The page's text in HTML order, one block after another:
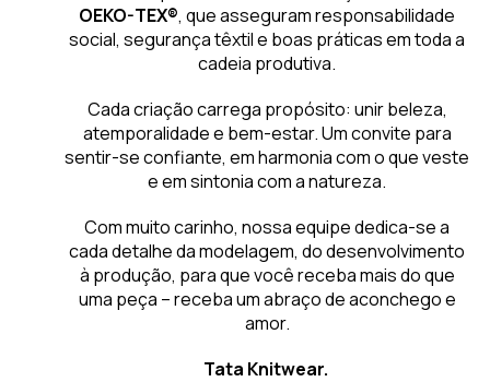
OEKO-TEX®, que asseguram responsabilidade
social, segurança têxtil e boas práticas em toda a
cadeia produtiva.
Cada criação carrega propósito: unir beleza,
atemporalidade e bem-estar. Um convite para
sentir-se confiante, em harmonia com o que veste
e em sintonia com a natureza.
Com muito carinho, nossa equipe dedica-se a
cada detalhe da modelagem, do desenvolvimento
à produção, para que você receba mais do que
uma peça – receba um abraço de aconchego e
amor.
Tata Knitwear.